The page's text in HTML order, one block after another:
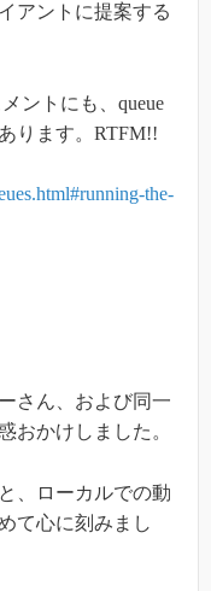
アントに提案する
ントにも、queue
ります。RTFM!!
the-
さん、および同一
おかけしました。
、ローカルでの動
て心に刻みまし